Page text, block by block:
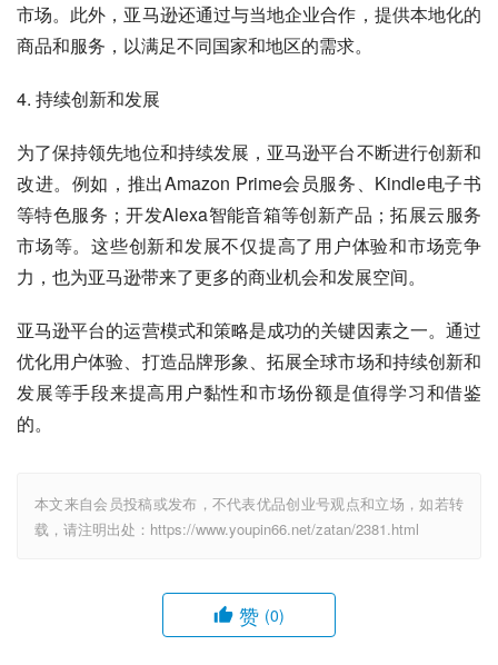
市场。此外，亚马逊还通过与当地企业合作，提供本地化的
商品和服务，以满足不同国家和地区的需求。
4. 持续创新和发展
为了保持领先地位和持续发展，亚马逊平台不断进行创新和
改进。例如，推出Amazon Prime会员服务、Kindle电子书
等特色服务；开发Alexa智能音箱等创新产品；拓展云服务
市场等。这些创新和发展不仅提高了用户体验和市场竞争
力，也为亚马逊带来了更多的商业机会和发展空间。
亚马逊平台的运营模式和策略是成功的关键因素之一。通过
优化用户体验、打造品牌形象、拓展全球市场和持续创新和
发展等手段来提高用户黏性和市场份额是值得学习和借鉴
的。
本文来自会员投稿或发布，不代表优品创业号观点和立场，如若转
载，请注明出处：https://www.youpin66.net/zatan/2381.html
赞 (0)